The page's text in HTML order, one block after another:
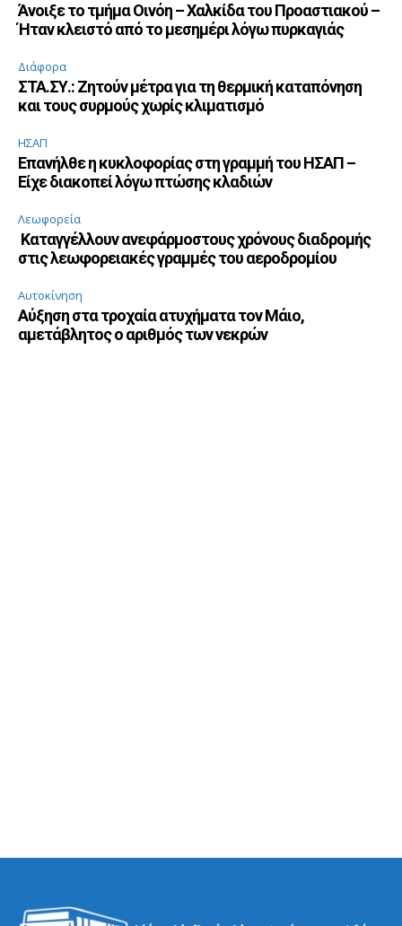
Άνοιξε το τμήμα Οινόη – Χαλκίδα του Προαστιακού –
Ήταν κλειστό από το μεσημέρι λόγω πυρκαγιάς
Διάφορα
ΣΤΑ.ΣΥ.: Ζητούν μέτρα για τη θερμική καταπόνηση
και τους συρμούς χωρίς κλιματισμό
ΗΣΑΠ
Επανήλθε η κυκλοφορίας στη γραμμή του ΗΣΑΠ –
Είχε διακοπεί λόγω πτώσης κλαδιών
Λεωφορεία
Καταγγέλλουν ανεφάρμοστους χρόνους διαδρομής
στις λεωφορειακές γραμμές του αεροδρομίου
Αυτοκίνηση
Αύξηση στα τροχαία ατυχήματα τον Μάιο,
αμετάβλητος ο αριθμός των νεκρών